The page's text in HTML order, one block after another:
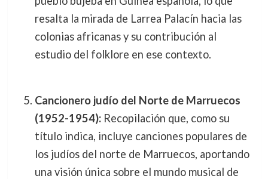
resalta la mirada de Larrea Palacín hacia las
colonias africanas y su contribución al
estudio del folklore en ese contexto.
Cancionero judío del Norte de Marruecos
(1952-1954):Recopilación que, como su
título indica, incluye canciones populares de
los judíos del norte de Marruecos, aportando
una visión única sobre el mundo musical de